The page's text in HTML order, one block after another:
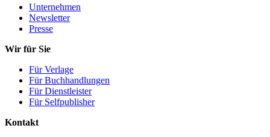
Unternehmen
Newsletter
Presse
Wir für Sie
Für Verlage
Für Buchhandlungen
Für Dienstleister
Für Selfpublisher
Kontakt